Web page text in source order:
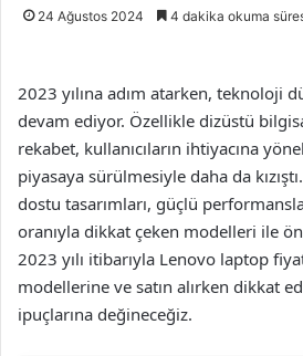
24 Ağustos 2024 4 dakika okuma
2023 yılına adım atarken, teknoloji
devam ediyor. Özellikle dizüstü
rekabet, kullanıcıların ihtiyacına
piyasaya sürülmesiyle daha da
dostu tasarımları, güçlü
oranıyla dikkat çeken modelleri ile
2023 yılı itibarıyla Lenovo laptop
modellerine ve satın alırken dikkat
ipuçlarına değineceğiz.